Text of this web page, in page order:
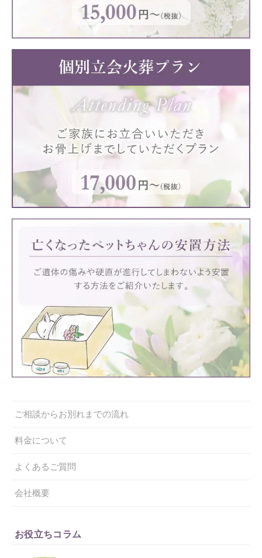
ご相談からお別れまでの流れ
料金について
よくあるご質問
会社概要
お役立ちコラム